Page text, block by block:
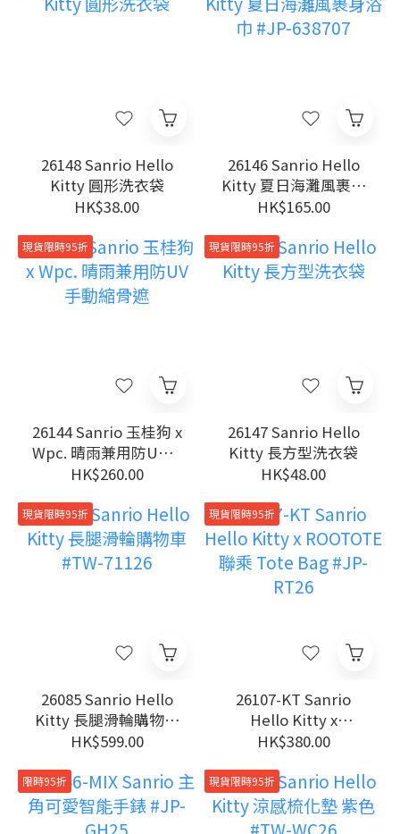
26148 Sanrio Hello
Kitty 圓形洗衣袋
HK$38.00
26146 Sanrio Hello
Kitty 夏日海灘風裹身
浴巾 #JP-638707
HK$165.00
現貨限時95折
26144 Sanrio 玉桂狗 x
Wpc. 晴雨兼用防UV手
動縮骨遮
HK$260.00
現貨限時95折
26147 Sanrio Hello
Kitty 長方型洗衣袋
HK$48.00
現貨限時95折
26085 Sanrio Hello
Kitty 長腿滑輪購物車
#TW-71126
HK$599.00
現貨限時95折
26107-KT Sanrio
Hello Kitty x
ROOTOTE 聯乘 Tote
HK$380.00
限時95折 現貨限時95折